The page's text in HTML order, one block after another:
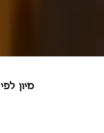
מיון לפי